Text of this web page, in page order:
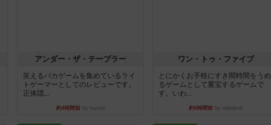
アンダー・ザ・テーブラー
笑えるバカゲームを集めているライ
トゲーマーとしてのレビューです。
正体隠...
約4時間前by toyota
ワン・トゥ・ファイブ
とにかくお手軽にすき間時間をうめ
るゲームとして重宝するゲームで
す。いわ...
約6時間前 by nabekoh